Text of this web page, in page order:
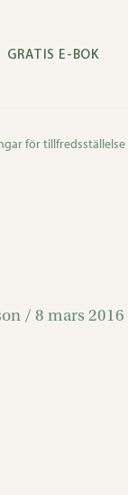
GRATIS E-BOK
för tillfredsställelse
/ 8 mars 2016